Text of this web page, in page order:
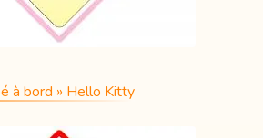
à bord » Hello Kitty